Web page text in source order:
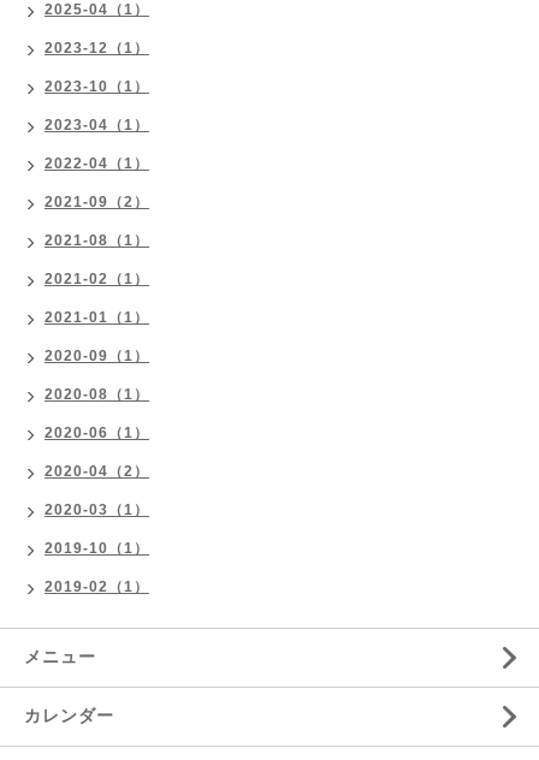
2025-04（1）
2023-12（1）
2023-10（1）
2023-04（1）
2022-04（1）
2021-09（2）
2021-08（1）
2021-02（1）
2021-01（1）
2020-09（1）
2020-08（1）
2020-06（1）
2020-04（2）
2020-03（1）
2019-10（1）
2019-02（1）
メニュー
カレンダー